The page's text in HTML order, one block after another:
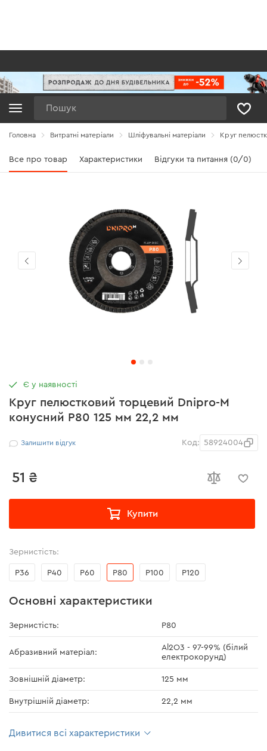
Головна Витратні матеріали Шліфувальні матеріали Круг
Все про товар Характеристики Відгуки та питання (0/0)
Круг пелюстковий торцевий Dnipro-M
конусний Р80 125 мм 22,2 мм
Залишити відгук Код: 58924004
51 ₴
Купити
Є у наявності
Зернистість:
Р36 Р40 Р60 Р80 Р100 Р120
Основні характеристики
Зернистість: Р80
Абразивний матеріал:
Al2O3 - 97-99% (білий
електрокорунд)
Зовнішній діаметр: 125 мм
Внутрішній діаметр: 22,2 мм
Дивитися всі характеристики